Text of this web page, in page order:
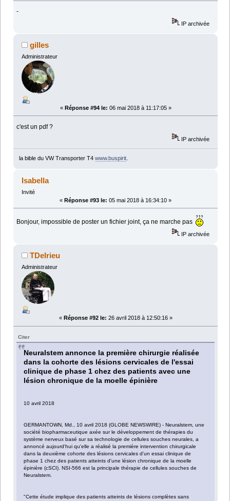
-
IP archivée
gilles
Administrateur
« Réponse #94 le: 06 mai 2018 à 11:17:05 »
c'est un pdf ?
IP archivée
la bible du VW Transporter T4 www.buspirit.
Isabella
Invité
« Réponse #93 le: 05 mai 2018 à 16:34:10 »
Bonjour, impossible de poster un fichier joint, ça ne marche pas
IP archivée
TDelrieu
Administrateur
« Réponse #92 le: 26 avril 2018 à 12:50:16 »
Citer
Neuralstem annonce la première chirurgie réalisée
dans la cohorte des lésions cervicales de l'essai
clinique de phase 1 chez des patients avec une
lésion chronique de la moelle épinière
10 avril 2018
GERMANTOWN, Md., 10 avril 2018 (GLOBE NEWSWIRE) - Neuralstem, une
société biopharmaceutique axée sur le développement de thérapies du
système nerveux basé sur sa technologie de cellules souches neurales, a
annoncé aujourd'hui qu'elle a réalisé la première intervention chirurgicale
dans la deuxième cohorte des lésions cervicales d'un essai clinique de
phase 1 chez des patients atteints d'une lésion chronique de la moelle
épinière (cSCI). NSI-566 est la principale thérapie de cellules souches de
Neuralstem.
"Cette étude implique des patients atteints de lésions complètes sans